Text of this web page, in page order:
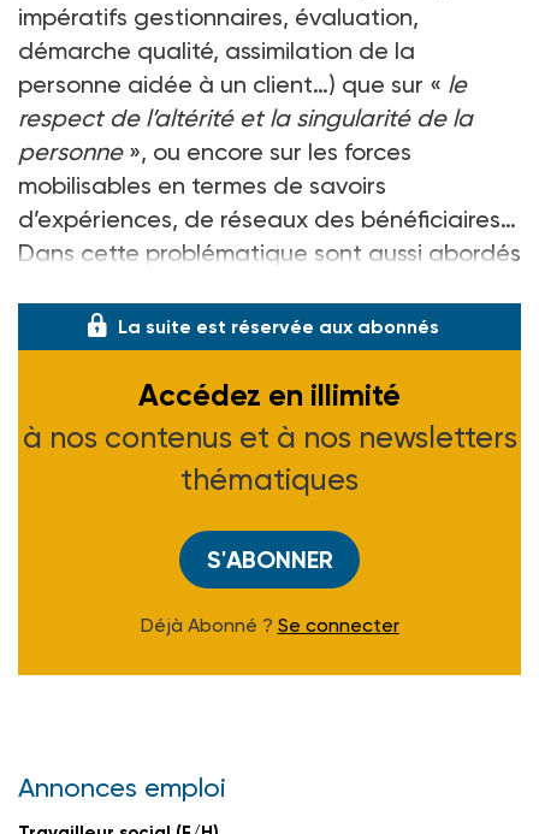
impératifs gestionnaires, évaluation,
démarche qualité, assimilation de la
personne aidée à un client…) que sur « le
respect de l’altérité et la singularité de la
personne», ou encore sur les forces
mobilisables en termes de savoirs
d’expériences, de réseaux des bénéficiaires…
Dans cette problématique sont aussi abordés
La suite est réservée aux abonnés
Accédez en illimité
à nos contenus et à nos newsletters
thématiques
S'ABONNER
Déjà Abonné ? Se connecter
Annonces emploi